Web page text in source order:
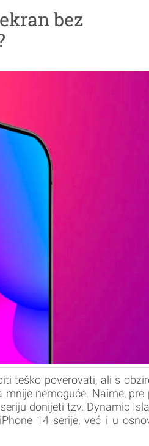
bez
teško poverovati, ali s
nemoguće. Naime, pre
donijeti tzv. Dynamic
14 serije, već i u